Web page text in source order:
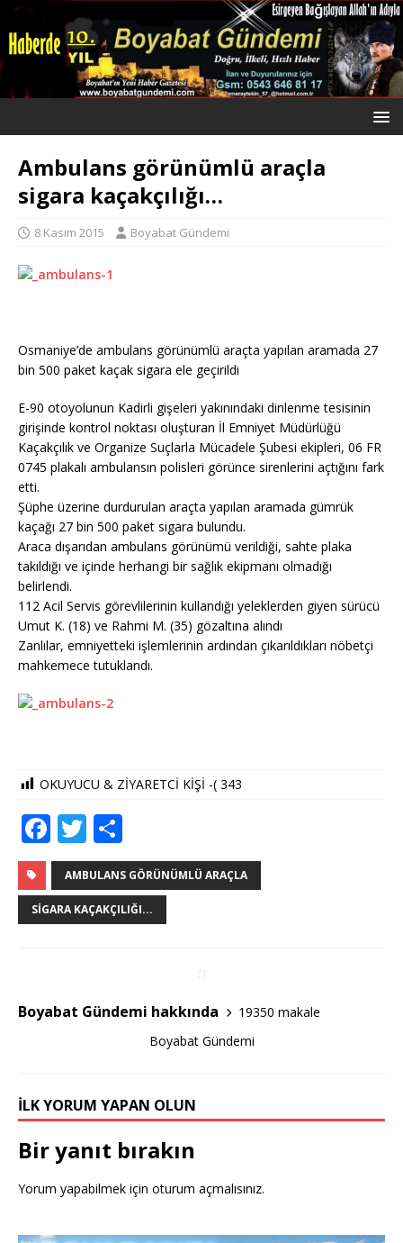
Ambulans görünümlü araçla
sigara kaçakçılığı…
8 Kasım 2015 Boyabat Gündemi
Osmaniye’de ambulans görünümlü araçta yapılan aramada 27
bin 500 paket kaçak sigara ele geçirildi
E-90 otoyolunun Kadirli gişeleri yakınındaki dinlenme tesisinin
girişinde kontrol noktası oluşturan İl Emniyet Müdürlüğü
Kaçakçılık ve Organize Suçlarla Mücadele Şubesi ekipleri, 06 FR
0745 plakalı ambulansın polisleri görünce sirenlerini açtığını fark
etti.
Şüphe üzerine durdurulan araçta yapılan aramada gümrük
kaçağı 27 bin 500 paket sigara bulundu.
Araca dışarıdan ambulans görünümü verildiği, sahte plaka
takıldığı ve içinde herhangi bir sağlık ekipmanı olmadığı
belirlendi.
112 Acil Servis görevlilerinin kullandığı yeleklerden giyen sürücü
Umut K. (18) ve Rahmi M. (35) gözaltına alındı
Zanlılar, emniyetteki işlemlerinin ardından çıkarıldıkları nöbetçi
mahkemece tutuklandı.
OKUYUCU & ZİYARETCİ KİŞİ -( 343
F
a
c
e
o
k
T
w
it
te
h
ar
e
AMBULANS GÖRÜNÜMLÜ ARAÇLA
SIGARA KAÇAKÇILIĞI...
Boyabat Gündemi hakkında
19350 makale
Boyabat Gündemi
İLK YORUM YAPAN OLUN
Bir yanıt bırakın
Yorum yapabilmek için oturum açmalısınız.